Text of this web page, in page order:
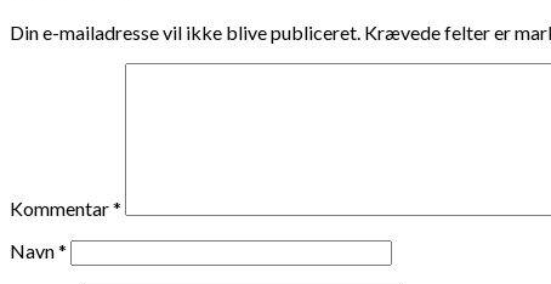
Din e-mailadresse vil ikke blive publiceret. Krævede felter er
Kommentar*
Navn*